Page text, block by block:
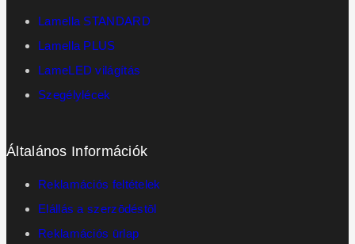
Lamella STANDARD
Lamella PLUS
LameLED világítás
Szegélylécek
Általános Információk
Reklamációs feltételek
Elállás a szerzōdéstōl
Reklamációs ūrlap